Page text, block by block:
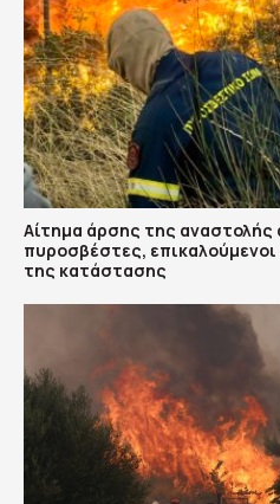
Αίτημα άρσης της αναστολής
πυροσβέστες,
της κατάστασης